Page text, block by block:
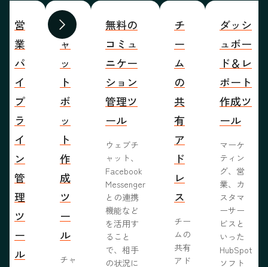
前へ 次へ
営
業
パ
イ
プ
ラ
イ
ン
管
理
ツ
ー
ル
チ
ャ
ッ
ト
ボ
ッ
ト
作
成
ツ
ー
ル
チャ
無料の
コミュ
ニケー
ション
管理ツ
ール
ウェブチ
ャット、
Facebook
Messenger
との連携
機能など
を活用す
ること
で、相手
の状況に
チ
ー
ム
の
共
有
ア
ド
レ
ス
チー
ムの
共有
アド
ダッシ
ュボー
ド＆レ
ポート
作成ツ
ール
マーケ
ティン
グ、営
業、カ
スタマ
ーサー
ビスと
いった
HubSpot
ソフト